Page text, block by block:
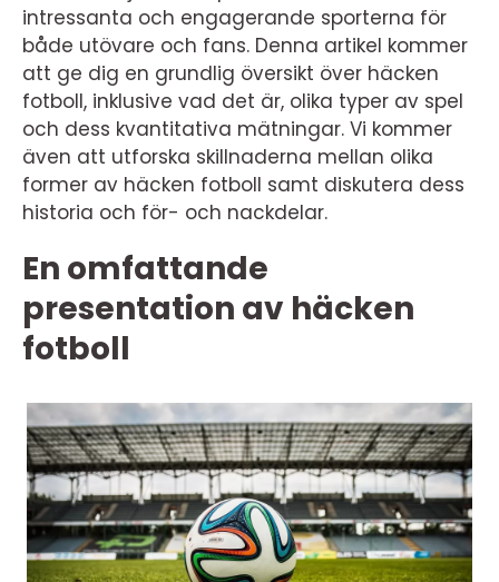
intressanta och engagerande sporterna för
både utövare och fans. Denna artikel kommer
att ge dig en grundlig översikt över häcken
fotboll, inklusive vad det är, olika typer av spel
och dess kvantitativa mätningar. Vi kommer
även att utforska skillnaderna mellan olika
former av häcken fotboll samt diskutera dess
historia och för- och nackdelar.
En omfattande
presentation av häcken
fotboll